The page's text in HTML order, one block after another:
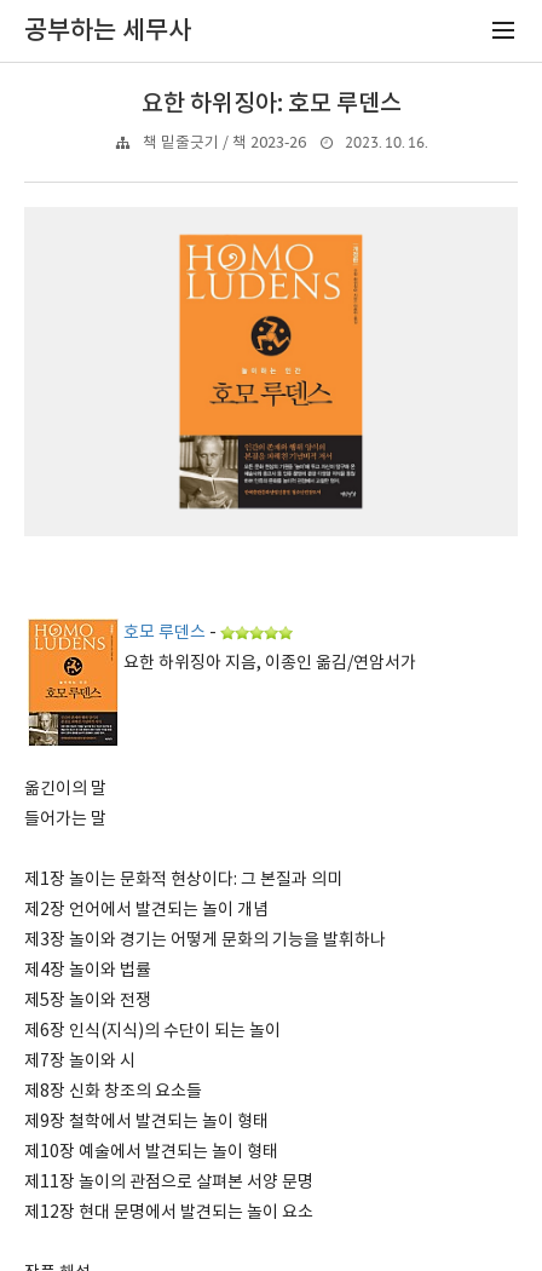
공부하는 세무사
요한 하위징아: 호모 루덴스
책 밑줄긋기 / 책 2023-26 2023. 10. 16.
호모 루덴스 -
요한 하위징아 지음, 이종인 옮김/연암서가
옮긴이의 말
들어가는 말
제1장 놀이는 문화적 현상이다: 그 본질과 의미
제2장 언어에서 발견되는 놀이 개념
제3장 놀이와 경기는 어떻게 문화의 기능을 발휘하나
제4장 놀이와 법률
제5장 놀이와 전쟁
제6장 인식(지식)의 수단이 되는 놀이
제7장 놀이와 시
제8장 신화 창조의 요소들
제9장 철학에서 발견되는 놀이 형태
제10장 예술에서 발견되는 놀이 형태
제11장 놀이의 관점으로 살펴본 서양 문명
제12장 현대 문명에서 발견되는 놀이 요소